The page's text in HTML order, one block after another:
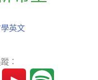
英文
：